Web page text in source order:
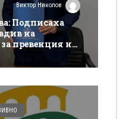
Виктор Николов
Подписаха
на
превенция на